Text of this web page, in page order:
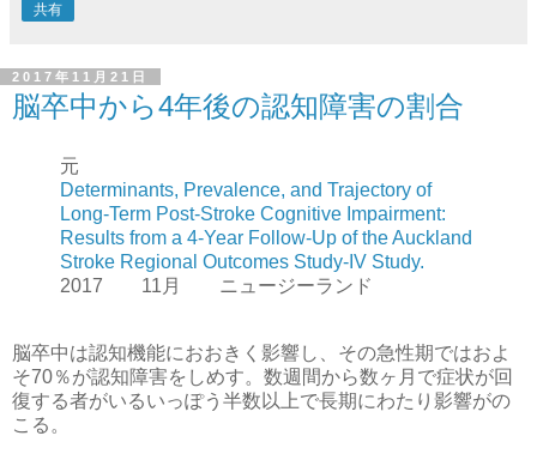
共有
2017年11月21日
脳卒中から4年後の認知障害の割合
元
Determinants, Prevalence, and Trajectory of
Long-Term Post-Stroke Cognitive Impairment:
Results from a 4-Year Follow-Up of the Auckland
Stroke Regional Outcomes Study-IV Study.
2017 11月 ニュージーランド
脳卒中は認知機能におおきく影響し、その急性期ではおよ
そ70％が認知障害をしめす。数週間から数ヶ月で症状が回
復する者がいるいっぽう半数以上で長期にわたり影響がの
こる。